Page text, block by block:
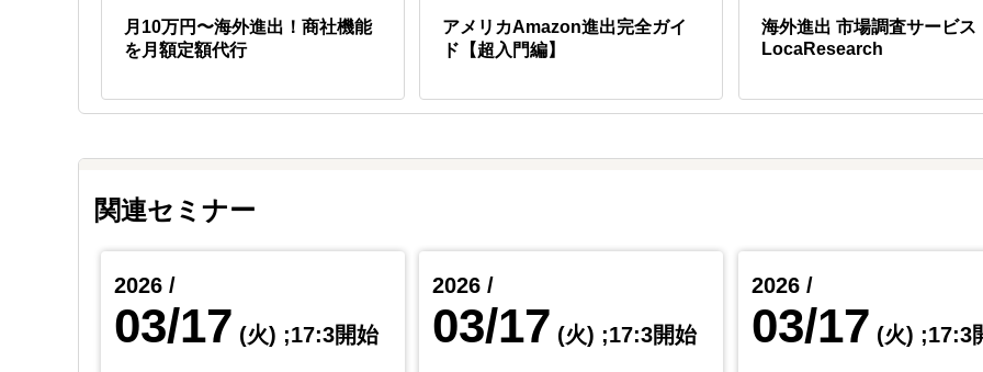
月10万円〜海外進出！商社機能
を月額定額代行
アメリカAmazon進出完全ガイ
ド【超入門編】
海外進出 市場調査サービス
LocaResearch
関連セミナー
2026 /
03/17 (火) ;17:3開始
2026 /
03/17 (火) ;17:3開始
2026 /
03/17 (火) ;17:3